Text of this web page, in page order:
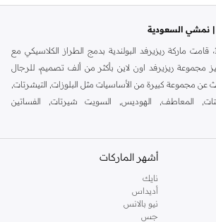
| نمشي السعودية
منذ إطلاقها في عام 1998، قامت ماركة ريزيرفد البولندية بدمج الطراز الكلاسيكي مع
مجموعة ريزيرفد اون لاين بأكثر من ألف تصميم، للرجال
عن مجموعة كبيرة من الأساسيات مثل البلوزات, التيشرتات,
المعاطف, الهوديس, السويت شيرتات, الفساتين
موسم ومناسبة، هذه المجموعة أساسية في كل خزانة.
الرياض
موقع نمشي لإيجاد كل ما تحتاجه من الأساسيات اليومية،
للسهرات المسائية. يقدم متجرنا ريزيرفد اون لاين نسائية
جميع الأجسام، والتنانير المذهلة، البناطيل المفصَلة،
أشهر الماركات
نايك
أديداس
نيو بالانس
جس